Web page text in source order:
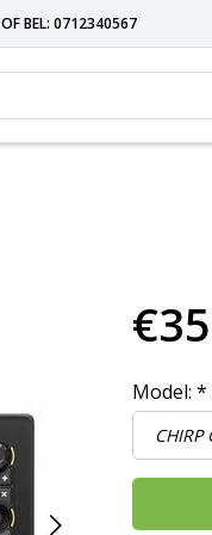
OF BEL: 0712340567
Model: *